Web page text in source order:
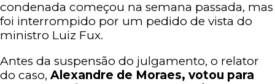
condenada começou na semana passada, mas
foi interrompido por um pedido de vista do
ministro Luiz Fux.
Antes da suspensão do julgamento, o relator
do caso, Alexandre de Moraes, votou para